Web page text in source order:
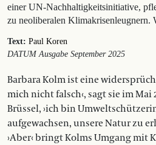
einer UN-Nachhaltigkeitsinitiative,
zu neoliberalen Klimakrisenleugnern.
Text: Paul Koren
DATUM Ausgabe September 2025
Barbara Kolm ist eine
mich nicht falsch‹, sagt sie im
Brüssel, ›ich bin
aufgewachsen, unsere Natur zu
›Aber‹ bringt Kolms Umgang mit